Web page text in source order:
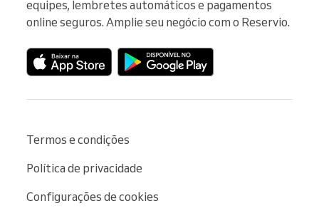
equipes, lembretes automáticos e pagamentos
online seguros. Amplie seu negócio com o Reservio.
Termos e condições
Política de privacidade
Configurações de cookies